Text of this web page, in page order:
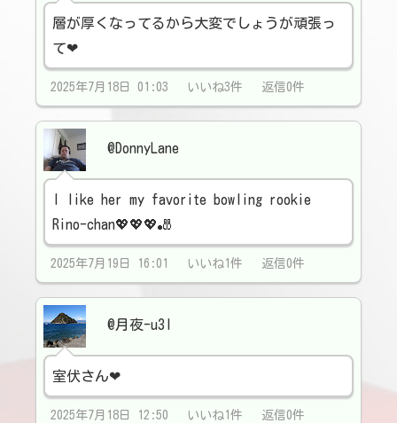
層が厚くなってるから大変でしょうが頑張っ
て❤
2025年7月18日 01:03 いいね3件 返信0件
@DonnyLane
I like her my favorite bowling rookie
Rino-chan💖💖💖🎳
2025年7月19日 16:01 いいね1件 返信0件
@月夜-u3l
室伏さん❤
2025年7月18日 12:50 いいね1件 返信0件